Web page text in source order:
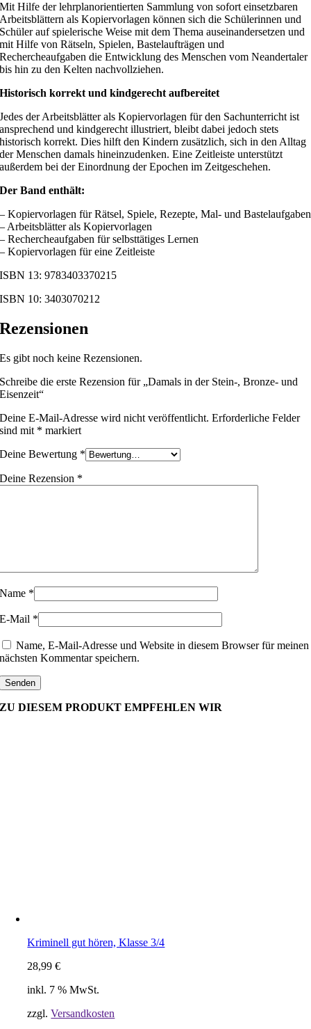
Mit Hilfe der lehrplanorientierten Sammlung von sofort einsetzbaren
Arbeitsblättern als Kopiervorlagen können sich die Schülerinnen und
Schüler auf spielerische Weise mit dem Thema auseinandersetzen und
mit Hilfe von Rätseln, Spielen, Bastelaufträgen und
Rechercheaufgaben die Entwicklung des Menschen vom Neandertaler
bis hin zu den Kelten nachvollziehen.
Historisch korrekt und kindgerecht aufbereitet
Jedes der Arbeitsblätter als Kopiervorlagen für den Sachunterricht ist
ansprechend und kindgerecht illustriert, bleibt dabei jedoch stets
historisch korrekt. Dies hilft den Kindern zusätzlich, sich in den Alltag
der Menschen damals hineinzudenken. Eine Zeitleiste unterstützt
außerdem bei der Einordnung der Epochen im Zeitgeschehen.
Der Band enthält:
– Kopiervorlagen für Rätsel, Spiele, Rezepte, Mal- und Bastelaufgaben
– Arbeitsblätter als Kopiervorlagen
– Rechercheaufgaben für selbsttätiges Lernen
– Kopiervorlagen für eine Zeitleiste
ISBN 13: 9783403370215
ISBN 10: 3403070212
Rezensionen
Es gibt noch keine Rezensionen.
Schreibe die erste Rezension für „Damals in der Stein-, Bronze- und
Eisenzeit“
Deine E-Mail-Adresse wird nicht veröffentlicht. Erforderliche Felder
sind mit * markiert
Deine Bewertung *
Deine Rezension *
Name *
E-Mail *
Name, E-Mail-Adresse und Website in diesem Browser für meinen
nächsten Kommentar speichern.
ZU DIESEM PRODUKT EMPFEHLEN WIR
Kriminell gut hören, Klasse 3/4
28,99€
inkl. 7 % MwSt.
zzgl.Versandkosten